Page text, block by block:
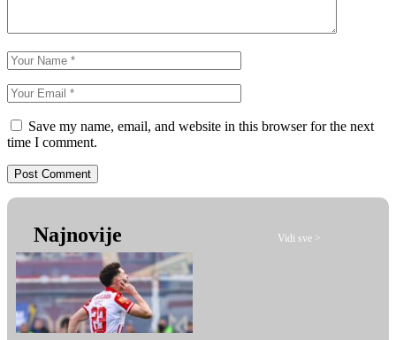
Save my name, email, and website in this browser for the next
time I comment.
Najnovije Vidi sve >